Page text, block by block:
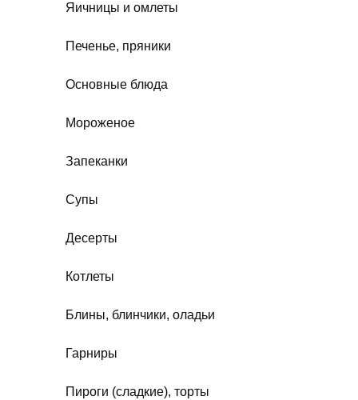
Яичницы и омлеты
Печенье, пряники
Основные блюда
Мороженое
Запеканки
Супы
Десерты
Котлеты
Блины, блинчики, оладьи
Гарниры
Пироги (сладкие), торты